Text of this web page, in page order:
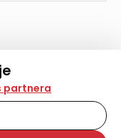
i slične
informacija na
iskustvo,
sadržaje i
partnera